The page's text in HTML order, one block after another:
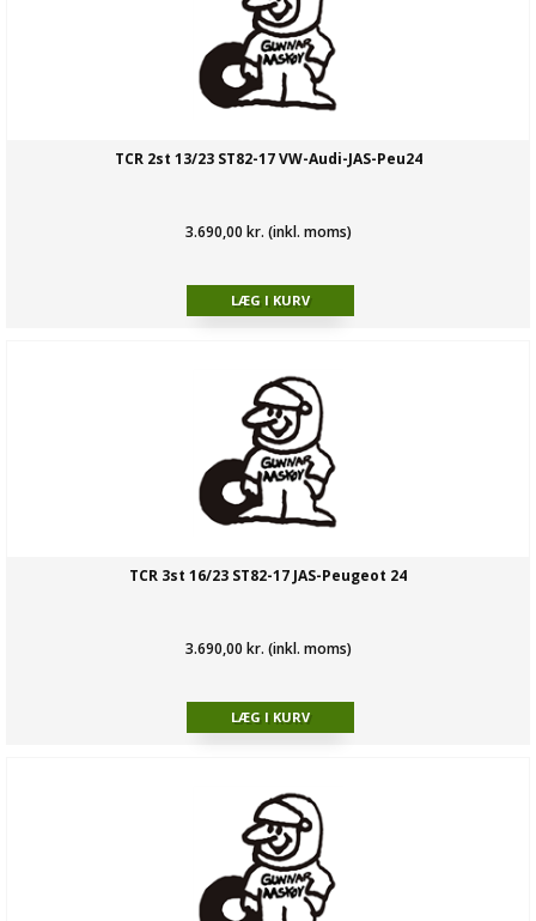
TCR 2st 13/23 ST82-17 VW-Audi-JAS-Peu24
3.690,00 kr. (inkl. moms)
TCR 3st 16/23 ST82-17 JAS-Peugeot 24
3.690,00 kr. (inkl. moms)